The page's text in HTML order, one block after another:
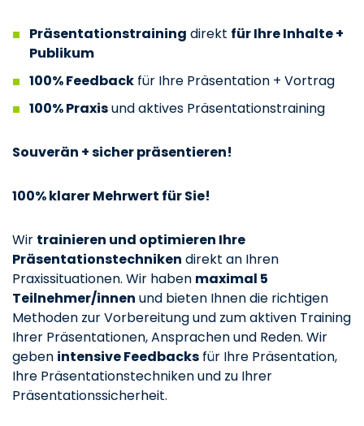
Präsentationstraining direkt für Ihre Inhalte +
Publikum
100% Feedbackfür Ihre Präsentation + Vortrag
100% Praxisund aktives Präsentationstraining
Souverän + sicher präsentieren!
100% klarer Mehrwert für Sie!
Wir trainieren und optimieren Ihre
Präsentationstechniken direkt an Ihren
Praxissituationen. Wir haben maximal 5
Teilnehmer/innen und bieten Ihnen die richtigen
Methoden zur Vorbereitung und zum aktiven Training
Ihrer Präsentationen, Ansprachen und Reden. Wir
geben intensive Feedbacks für Ihre Präsentation,
Ihre Präsentationstechniken und zu Ihrer
Präsentationssicherheit.